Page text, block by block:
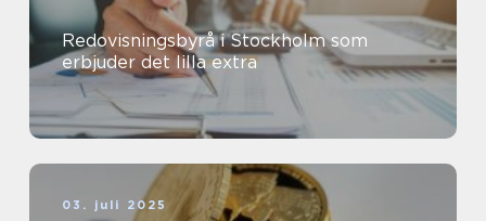
Redovisningsbyrå i Stockholm som
erbjuder det lilla extra
03. juli 2025